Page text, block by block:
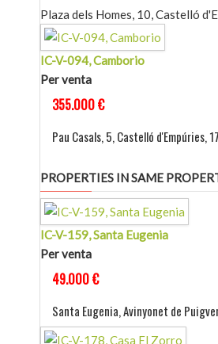
Plaza dels Homes, 10, Castelló
IC-V-094, Camborio
Per venta
355.000 €
Pau Casals, 5, Castelló d'Empúries,
PROPERTIES IN SAME
IC-V-159, Santa Eugenia
Per venta
49.000 €
Santa Eugenia, Avinyonet de